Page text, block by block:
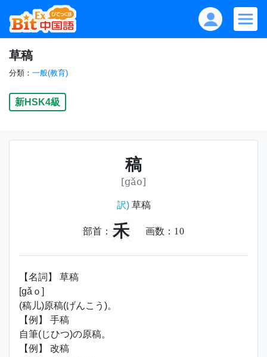
草稿
分類： 一般(教育)
新HSK4級
稿
[gǎo]
訳)草稿
部首： 禾 画数： 10
【名詞】 草稿
[ɡǎｏ]
(稿儿)原稿(げんこう)。
【例】 手稿
自筆(じひつ)の原稿。
【例】 改稿